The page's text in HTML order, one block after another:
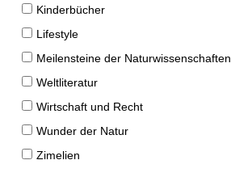
Kinderbücher
Lifestyle
Meilensteine der Naturwissenschaften
Weltliteratur
Wirtschaft und Recht
Wunder der Natur
Zimelien